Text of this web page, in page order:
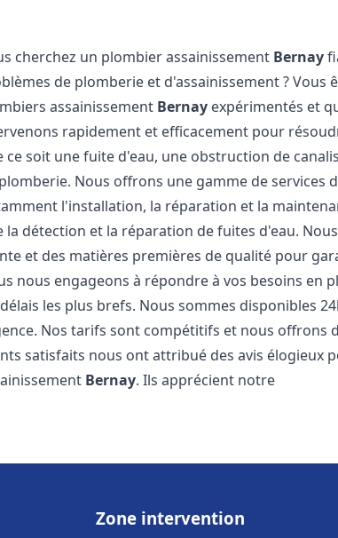
cherchez un plombier assainissement Bernay
de plomberie et d'assainissement ? Vous
assainissement Bernay expérimentés et
rapidement et efficacement pour
ce soit une fuite d'eau, une obstruction de
Nous offrons une gamme de services
l'installation, la réparation et la
la détection et la réparation de fuites d'eau.
et des matières premières de qualité pour
nous engageons à répondre à vos besoins en
les plus brefs. Nous sommes disponibles
Nos tarifs sont compétitifs et nous offrons
satisfaits nous ont attribué des avis élogieux
Bernay. Ils apprécient notre
Zone intervention